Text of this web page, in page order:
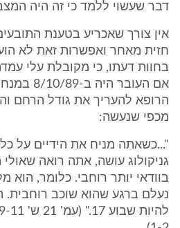
דבר שעשוי ללמד כי זה היה
אין צורך שאכריע בטענת
חזית מאחר ואפשרות זאת לא
בחוות דעתו, כי מקובלת עלי
אם העובר
הרופא להעריך את גודל הרחם
מכפי שנעשה:
"...כשאתה מניח את הידיים על
גניקולוג עושה, אתה רואה
בוודאי יותר רוחבי. כלומר,
נעלם ברגע שהוא שוכב רוחבית.